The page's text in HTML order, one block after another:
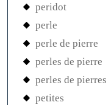
peridot
perle
perle de pierre
perles de pierre
perles de pierres
petites